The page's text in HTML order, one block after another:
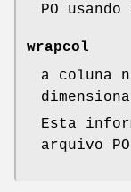
PO
wrapcol
a coluna
Esta
arquivo